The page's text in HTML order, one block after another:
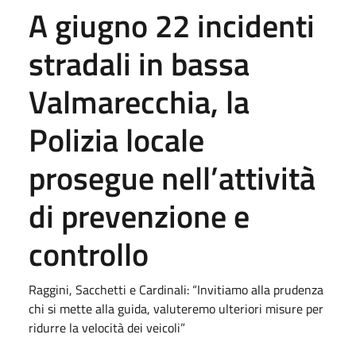
A giugno 22 incidenti
stradali in bassa
Valmarecchia, la
Polizia locale
prosegue nell’attività
di prevenzione e
controllo
Raggini, Sacchetti e Cardinali: “Invitiamo alla prudenza
chi si mette alla guida, valuteremo ulteriori misure per
ridurre la velocità dei veicoli”